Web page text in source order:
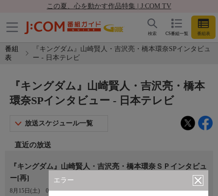
この夏、心を動かす作品特集 | J:COM TV
CS番組一覧 番組表
検索
番組
表
『キングダム』山崎賢人・吉沢亮・橋本環奈SPインタビュ
ー - 日本テレビ
エラー
『キングダム』山崎賢人・吉沢亮・橋本
環奈SPインタビュー - 日本テレビ
放送スケジュール一覧
直近の放送
『キングダム』山崎賢人・吉沢亮・橋本環奈ＳＰインタビュ
ー[再]
8月15日(土) 05:20〜05:25